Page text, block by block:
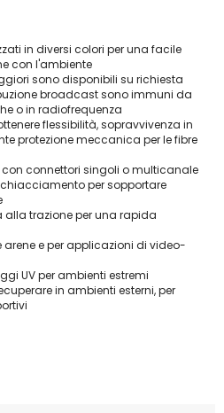
in diversi colori per una facile
con l'ambiente
sono disponibili su richiesta
broadcast sono immuni da
o in radiofrequenza
flessibilità, sopravvivenza in
protezione meccanica per le fibre
con connettori singoli o multicanale
per sopportare
alla trazione per una rapida
arene e per applicazioni di video-
UV per ambienti estremi
in ambienti esterni, per